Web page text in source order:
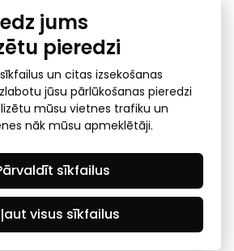
GDPR subjekta piekļuves
pieprasījums
nozares asociācija - visas tiesības
rezervētas
by Mediapark
jums
pieredzi
un citas izsekošanas
jūsu pārlūkošanas pieredzi
mūsu vietnes trafiku un
nāk mūsu apmeklētāji.
visus sīkfailus
sīkfailus